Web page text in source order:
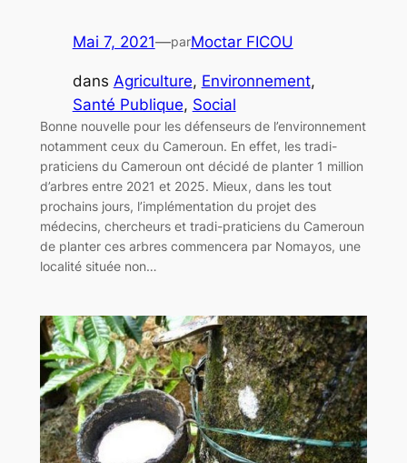
Mai 7, 2021—parMoctar FICOU
dans Agriculture, Environnement
Santé Publique, Social
Bonne nouvelle pour les défenseurs de l’environnement
notamment ceux du Cameroun. En effet, les tradi-
praticiens du Cameroun ont décidé de planter 1 million
d’arbres entre 2021 et 2025. Mieux, dans les tout
prochains jours, l’implémentation du projet des
médecins, chercheurs et tradi-praticiens du Cameroun
de planter ces arbres commencera par Nomayos, une
localité située non…